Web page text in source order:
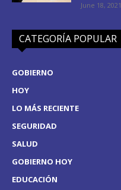
June 18, 2021
CATEGORÍA POPULAR
GOBIERNO
HOY
LO MÁS RECIENTE
SEGURIDAD
SALUD
GOBIERNO HOY
EDUCACIÓN